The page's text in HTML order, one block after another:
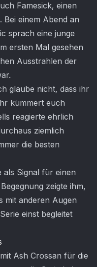
Famesick, einen
Bei einem Abend an
sprach eine junge
ersten Mal gesehen
Ausstrahlen der
glaube nicht, dass ihr
kümmert euch
reagierte ehrlich
ziemlich
die besten
als Signal für einen
zeigte ihm,
mit anderen Augen
einst begleitet
Ash Crossan für die